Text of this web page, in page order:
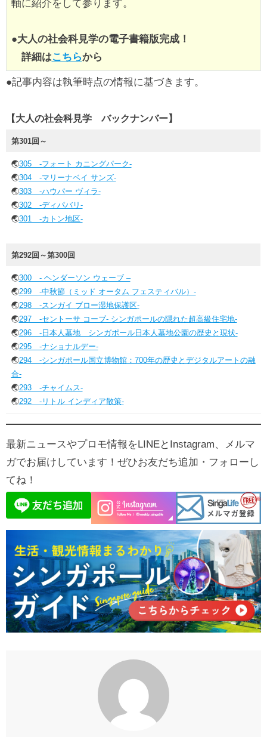
軸に紹介をして参ります。
●大人の社会科見学の電子書籍版完成！
詳細はこちらから
●記事内容は執筆時点の情報に基づきます。
【大人の社会科見学 バックナンバー】
第301回～
🌏305 -フォート カニングパーク-
🌏304 -マリーナベイ サンズ-
🌏303 -ハウパー ヴィラ-
🌏302 -ディパバリ-
🌏301 -カトン地区-
第292回～第300回
🌏300 - ヘンダーソン ウェーブ –
🌏299 -中秋節（ミッド オータム フェスティバル）-
🌏298 -スンガイ ブロー湿地保護区-
🌏297 -セントーサ コーブ- シンガポールの隠れた超高級住宅地-
🌏296 -日本人墓地 シンガポール日本人墓地公園の歴史と現状-
🌏295 -ナショナルデー-
🌏294 -シンガポール国立博物館：700年の歴史とデジタルアートの融
合-
🌏293 -チャイムス-
🌏292 -リトル インディア散策-
最新ニュースやプロモ情報をLINEとInstagram、メルマ
ガでお届けしています！ぜひお友だち追加・フォローし
てね！